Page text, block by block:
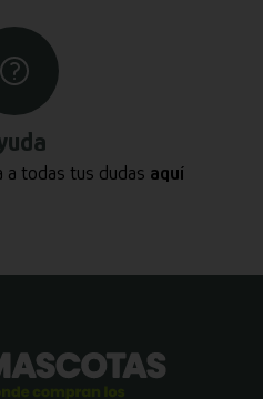
a todas tus dudas aquí